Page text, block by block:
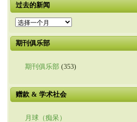
过去的新闻
过
的
新
期刊俱乐部
期刊俱乐部 (353)
赠款 & 学术社会
月球（痴呆）